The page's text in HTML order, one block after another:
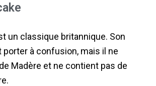
un classique britannique. Son
porter à confusion, mais il ne
Madère et ne contient pas de